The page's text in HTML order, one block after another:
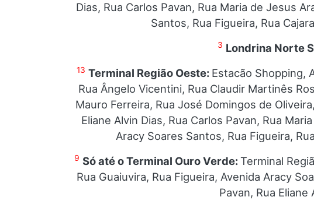
Dias, Rua Carlos Pavan, Rua Maria de Jesus
Santos, Rua Figueira, Rua
3 Londrina Norte
13 Terminal Região Oeste: Estacão Shopping,
Rua Ângelo Vicentini, Rua Claudir Martinês
Mauro Ferreira, Rua José Domingos de
Eliane Alvin Dias, Rua Carlos Pavan, Rua
Aracy Soares Santos, Rua Figueira,
9 Só até o Terminal Ouro Verde:Terminal
Rua Guaiuvira, Rua Figueira, Avenida Aracy
Pavan, Rua